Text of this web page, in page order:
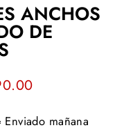
ANCHOS
DE
mañana